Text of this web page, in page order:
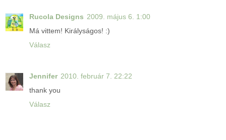
Rucola Designs 2009. május 6. 1:00
Má vittem! Királyságos! :)
Válasz
Jennifer 2010. február 7. 22:22
thank you
Válasz